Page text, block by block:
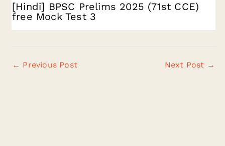
[Hindi] BPSC Prelims 2025 (71st CCE)
free Mock Test 3
← Previous Post Next Post →